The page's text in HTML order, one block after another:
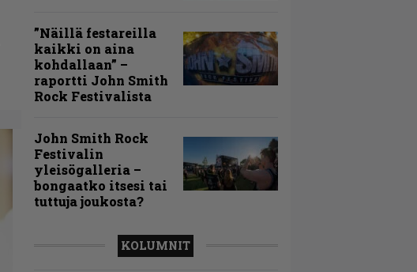
”Näillä festareilla
kaikki on aina
kohdallaan” –
raportti John Smith
Rock Festivalista
John Smith Rock
Festivalin
yleisögalleria –
bongaatko itsesi tai
tuttuja joukosta?
KOLUMNIT